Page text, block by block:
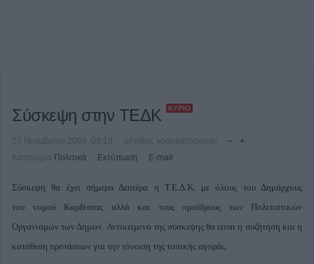
Σύσκεψη στην ΤΕΔΚ ΚΎΡΙΟ
23 Νοεμβρίου 2009, 09:19
μέγεθος γραμματοσειράς
Κατηγορία Πολιτικά Εκτύπωση E-mail
Σύσκεψη θα έχει σήμερα Δευτέρα η Τ.Ε.Δ.Κ. με όλους του Δημάρχους
του νομού Καρδίτσας αλλά και τους προέδρους των Πολιτιστικών
Οργανισμών των Δήμων. Αντικείμενο της σύσκεψης θα είναι η συζήτηση και η
κατάθεση προτάσεων για την τόνωση της τοπικής αγοράς.